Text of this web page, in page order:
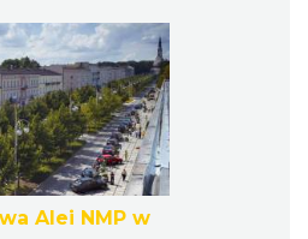
Alei NMP w